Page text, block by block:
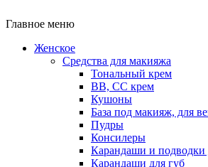
Главное меню
Женское
Средства для макияжа
Тональный крем
BB, CC крем
Кушоны
База под макияж, для
Пудры
Консилеры
Карандаши и подводки
Карандаши для губ